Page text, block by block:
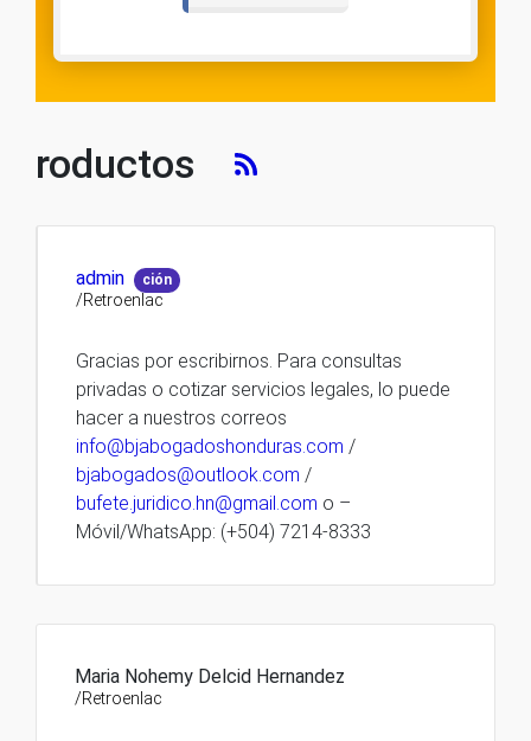
roductos
admin ción
/Retroenlac
Gracias por escribirnos. Para consultas
privadas o cotizar servicios legales, lo puede
hacer a nuestros correos
info@bjabogadoshonduras.com /
bjabogados@outlook.com /
bufete.juridico.hn@gmail.com o –
Móvil/WhatsApp: (+504) 7214-8333
Maria Nohemy Delcid Hernandez
/Retroenlac